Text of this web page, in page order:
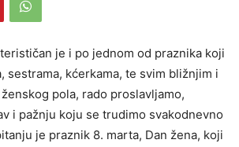
je i po jednom od praznika koji
sestrama, kćerkama, te svim bližnjim i
pola, rado proslavljamo,
i pažnju koju se trudimo svakodnevno
je praznik 8. marta, Dan žena, koji